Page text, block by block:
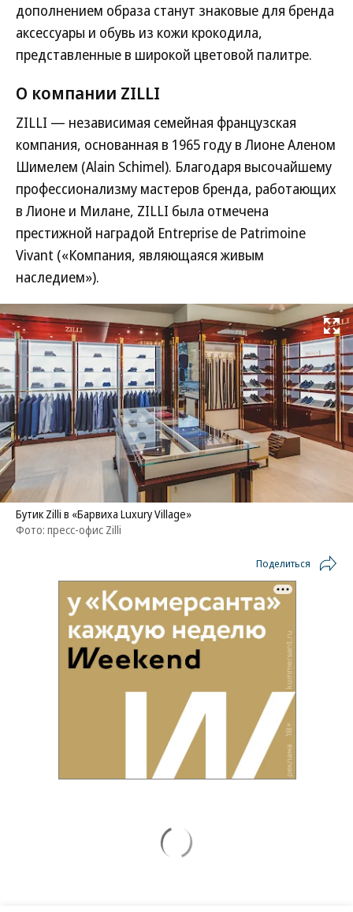
дополнением образа станут знаковые для бренда
аксессуары и обувь из кожи крокодила,
представленные в широкой цветовой палитре.
О компании ZILLI
ZILLI — независимая семейная французская
компания, основанная в 1965 году в Лионе Аленом
Шимелем (Alain Schimel). Благодаря высочайшему
профессионализму мастеров бренда, работающих
в Лионе и Милане, ZILLI была отмечена
престижной наградой Entreprise de Patrimoine
Vivant («Компания, являющаяся живым
наследием»).
Развернуть
Бутик Zilli в «Барвиха Luxury Village»
Фото: пресс-офис Zilli
Поделиться